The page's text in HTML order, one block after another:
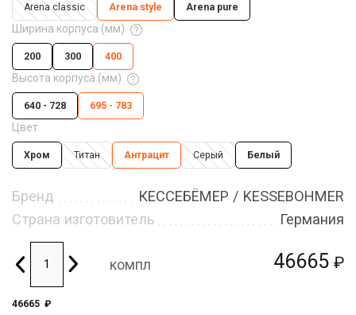
46665 ₽
Arena classic Arena style Arena pure
Ширина корпуса (мм)
200 300 400
Высота корпуса (мм)
640 - 728 695 - 783
Цвет
Хром Титан Антрацит Серый Белый
Бренд
КЕССЕБЁМЕР / KESSEBOHMER
Страна изготовитель
Германия
компл
46665 ₽